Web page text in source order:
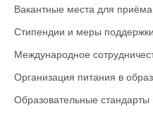
Вакантные места для
Стипендии и меры
Международное
Организация питания в
Образовательные стандарты